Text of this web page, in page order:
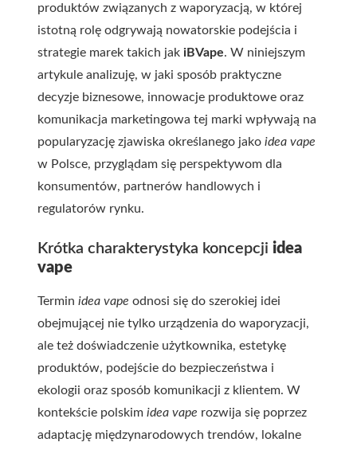
produktów związanych z waporyzacją, w której
istotną rolę odgrywają nowatorskie podejścia i
strategie marek takich jak iBVape. W niniejszym
artykule analizuję, w jaki sposób praktyczne
decyzje biznesowe, innowacje produktowe oraz
komunikacja marketingowa tej marki wpływają na
popularyzację zjawiska określanego jako idea vape
w Polsce, przyglądam się perspektywom dla
konsumentów, partnerów handlowych i
regulatorów rynku.
Krótka charakterystyka koncepcji idea
vape
Termin idea vape odnosi się do szerokiej idei
obejmującej nie tylko urządzenia do waporyzacji,
ale też doświadczenie użytkownika, estetykę
produktów, podejście do bezpieczeństwa i
ekologii oraz sposób komunikacji z klientem. W
kontekście polskim idea vape rozwija się poprzez
adaptację międzynarodowych trendów, lokalne